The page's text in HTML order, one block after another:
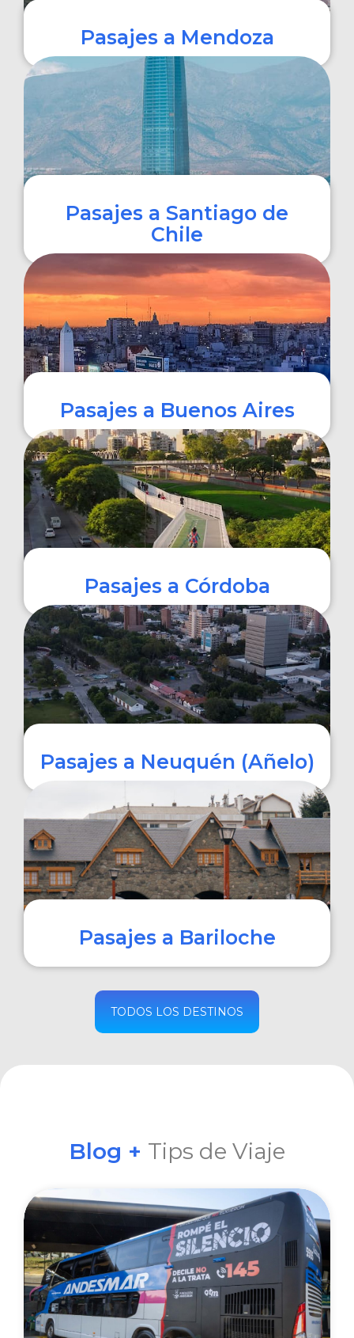
Pasajes a Mendoza
COMPRAR
Pasajes a Santiago de
Chile
Pasajes a Buenos Aires
COMPRAR
Pasajes a Córdoba
COMPRAR
Pasajes a Neuquén (Añelo)
COMPRAR
Pasajes a Bariloche
COMPRAR
TODOS LOS DESTINOS
Blog + Tips de Viaje